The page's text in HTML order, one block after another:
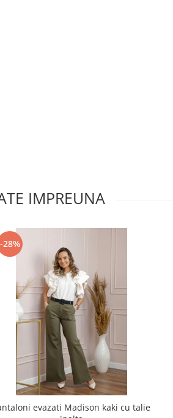
IMPREUNA
-28%
evazati Madison kaki cu talie